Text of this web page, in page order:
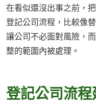
在看似還沒出事之前，
登記公司流程，比較像
讓公司不必面對風險，
整的範圍內被處理。
登記公司流